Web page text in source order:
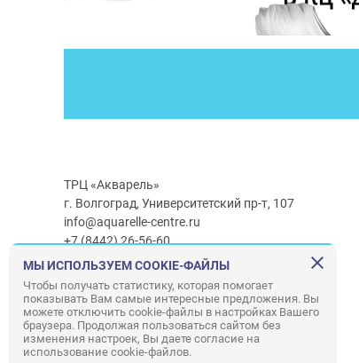
ТРЦ «Акварель»
г. Волгоград, Университетский пр-т, 107
info@aquarelle-centre.ru
+7 (8442) 26-56-60
Часы работы ТРЦ: с 10:00 до 22:00
Часы работы г/м Ашан:с 08:00 до 23:00
Часы работыг/мЛемана ПРО:с 08:00 до 22:00
Правила посещения ТРЦ «Акварель»
МЫ ИСПОЛЬЗУЕМ COOKIE-ФАЙЛЫ
Чтобы получать статистику, которая помогает
показывать Вам самые интересные предложения. Вы
можете отключить cookie-файлы в настройках Вашего
браузера. Продолжая пользоваться сайтом без
изменения настроек, Вы даете согласие на
использование cookie-файлов.